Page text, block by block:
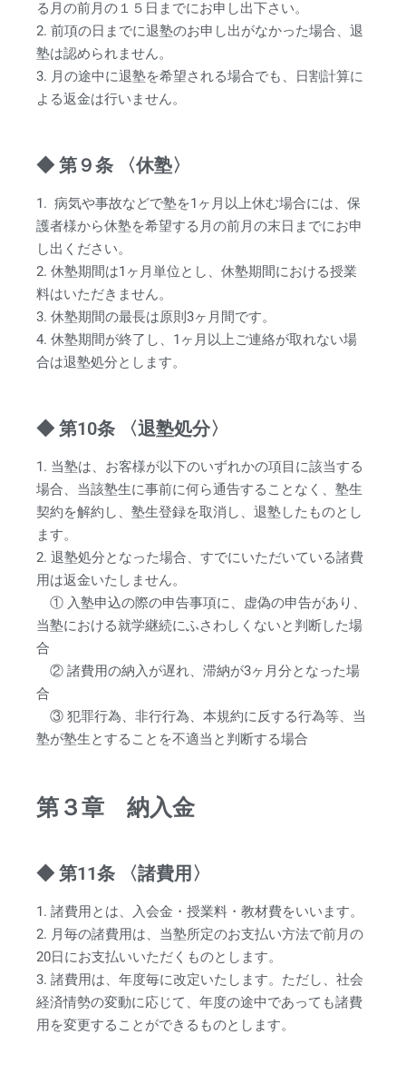
る月の前月の１５日までにお申し出下さい。
2. 前項の日までに退塾のお申し出がなかった場合、退
塾は認められません。
3. 月の途中に退塾を希望される場合でも、日割計算に
よる返金は行いません。
◆ 第９条 〈休塾〉
1. 病気や事故などで塾を1ヶ月以上休む場合には、保
護者様から休塾を希望する月の前月の末日までにお申
し出ください。
2. 休塾期間は1ヶ月単位とし、休塾期間における授業
料はいただきません。
3. 休塾期間の最長は原則3ヶ月間です。
4. 休塾期間が終了し、1ヶ月以上ご連絡が取れない場
合は退塾処分とします。
◆ 第10条 〈退塾処分〉
1. 当塾は、お客様が以下のいずれかの項目に該当する
場合、当該塾生に事前に何ら通告することなく、塾生
契約を解約し、塾生登録を取消し、退塾したものとし
ます。
2. 退塾処分となった場合、すでにいただいている諸費
用は返金いたしません。
① 入塾申込の際の申告事項に、虚偽の申告があり、
当塾における就学継続にふさわしくないと判断した場
合
② 諸費用の納入が遅れ、滞納が3ヶ月分となった場
合
③ 犯罪行為、非行行為、本規約に反する行為等、当
塾が塾生とすることを不適当と判断する場合
第３章 納入金
◆ 第11条 〈諸費用〉
1. 諸費用とは、入会金・授業料・教材費をいいます。
2. 月毎の諸費用は、当塾所定のお支払い方法で前月の
20日にお支払いいただくものとします。
3. 諸費用は、年度毎に改定いたします。ただし、社会
経済情勢の変動に応じて、年度の途中であっても諸費
用を変更することができるものとします。